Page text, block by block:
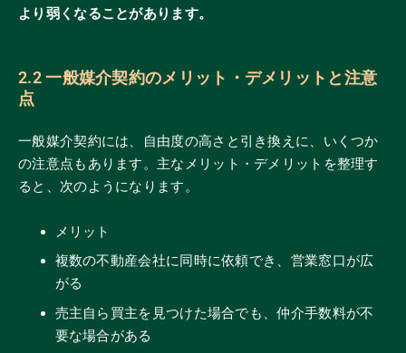
より弱くなることがあります。
2.2 一般媒介契約のメリット・デメリットと注意
点
一般媒介契約には、自由度の高さと引き換えに、いくつか
の注意点もあります。主なメリット・デメリットを整理す
ると、次のようになります。
メリット
複数の不動産会社に同時に依頼でき、営業窓口が広
がる
売主自ら買主を見つけた場合でも、仲介手数料が不
要な場合がある